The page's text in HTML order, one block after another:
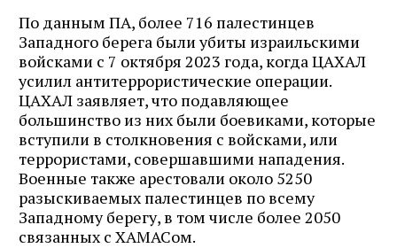
По данным ПА, более 716 палестинцев
Западного берега были убиты израильскими
войсками с 7 октября 2023 года, когда ЦАХАЛ
усилил антитеррористические операции.
ЦАХАЛ заявляет, что подавляющее
большинство из них были боевиками, которые
вступили в столкновения с войсками, или
террористами, совершавшими нападения.
Военные также арестовали около 5250
разыскиваемых палестинцев по всему
Западному берегу, в том числе более 2050
связанных с ХАМАСом.